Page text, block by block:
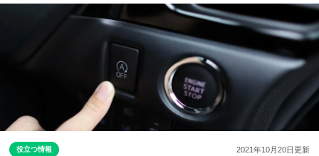
役立つ情報 2021年10月20日更新